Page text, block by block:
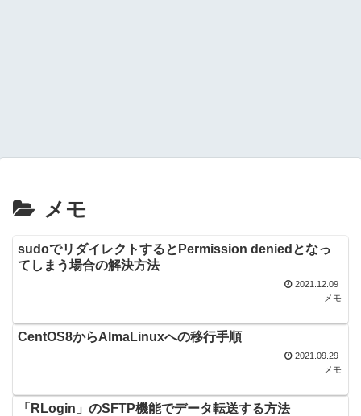
メモ
sudoでリダイレクトするとPermission deniedとなっ
てしまう場合の解決方法
2021.12.09
メモ
CentOS8からAlmaLinuxへの移行手順
2021.09.29
メモ
「RLogin」のSFTP機能でデータ転送する方法